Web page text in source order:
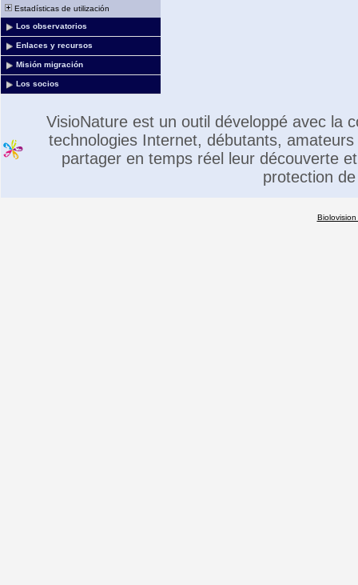
Estadísticas de utilización
Los observatorios
Enlaces y recursos
Misión migración
Los socios
VisioNature est un outil développé avec la
technologies Internet, débutants,
partager en temps réel leur découverte
protection
Biolovision